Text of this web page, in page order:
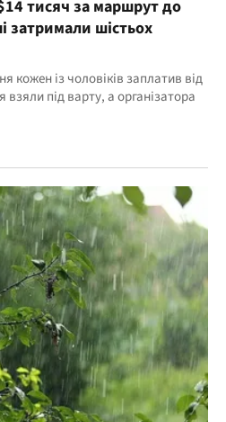
тисяч за маршрут до
затримали шістьох
кожен із чоловіків заплатив від
взяли під варту, а організатора